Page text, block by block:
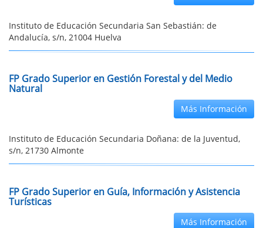
Instituto de Educación Secundaria San Sebastián: de
Andalucía, s/n, 21004 Huelva
FP Grado Superior en Gestión Forestal y del Medio
Natural
Más Información
Instituto de Educación Secundaria Doñana: de la Juventud,
s/n, 21730 Almonte
FP Grado Superior en Guía, Información y Asistencia
Turísticas
Más Información